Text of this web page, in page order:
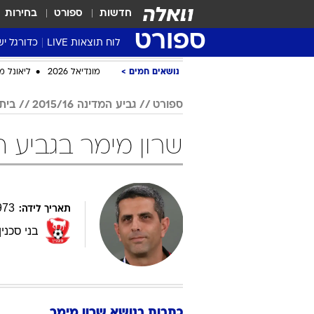
חדשות ספורט בחירות
ספורט לוח תוצאות LIVE כדורגל
ליגת העל Winner
גביע
שגרירים
ליגה א'
נושאים חמים מונדיאל 2026 ליאונל
ספורט גביע המדינה 2015/16
שרון מימר בגביע המדינה
תאריך לידה:
בני סכנין